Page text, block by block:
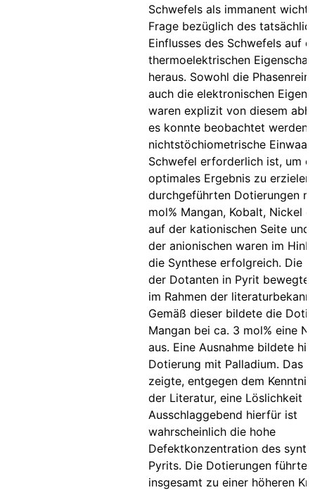
Schwefels als immanent
Frage bezüglich des
Einflusses des Schwefels auf
thermoelektrischen
heraus. Sowohl die
auch die elektronischen
waren explizit von diesem
es konnte beobachtet werden,
nichtstöchiometrische
Schwefel erforderlich ist, um
optimales Ergebnis zu
durchgeführten Dotierungen
mol% Mangan, Kobalt, Nickel
auf der kationischen Seite und
der anionischen waren im
die Synthese erfolgreich. Die
der Dotanten in Pyrit bewegte
im Rahmen der
Gemäß dieser bildete die
Mangan bei ca. 3 mol% eine
aus. Eine Ausnahme bildete
Dotierung mit Palladium. Das
zeigte, entgegen dem
der Literatur, eine Löslichkeit
Ausschlaggebend hierfür ist
wahrscheinlich die hohe
Defektkonzentration des
Pyrits. Die Dotierungen führten
insgesamt zu einer höheren